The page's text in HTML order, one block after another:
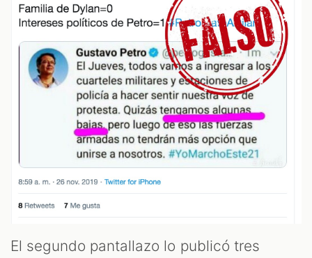
El segundo pantallazo lo publicó tres